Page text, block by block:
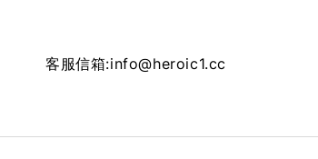
客服信箱:info@heroic1.cc